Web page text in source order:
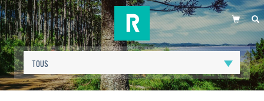
PANIER